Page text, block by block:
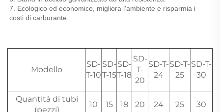
7. Ecologico ed economico, migliora l'ambiente e risparmia i
costi di carburante.
Modello
SD-
T-10
SD-
T-15
SD-
T-18
SD-
T-
20
SD-T-
24
SD-T-
25
SD-T-
30
Quantità di tubi
(pezzi)
10 15 18 20 24 25 30